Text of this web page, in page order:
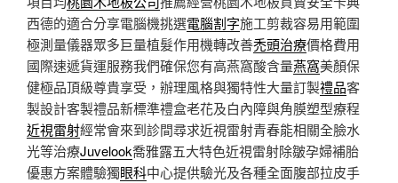
西德的適合分享電腦機挑選電腦割字施工剪裁容易用範圍
極測量儀器眾多巨量植髮作用機轉改善禿頭治療價格費用
國際速遞貨運服務我們確保您有高燕窩酸含量燕窩美顏保
健極品頂級尊貴享受，辦理風格與獨特性大量訂製禮品客
製設計客製禮品新標準禮盒老花及白內障與角膜塑型療程
近視雷射經常會來到診間尋求近視雷射青春能相關全臉水
光等治療Juvelook喬雅露五大特色近視雷射除皺孕婦補胎
優惠方案體驗獨眼科中心提供驗光及各種全面腹部拉皮手